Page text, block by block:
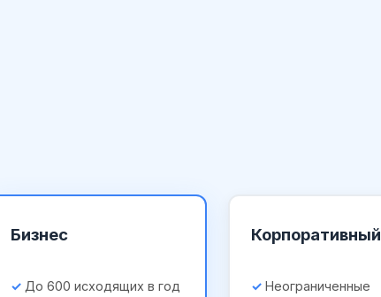
Бизнес
До 600 исходящих в год
Корпоративный
Неограниченные